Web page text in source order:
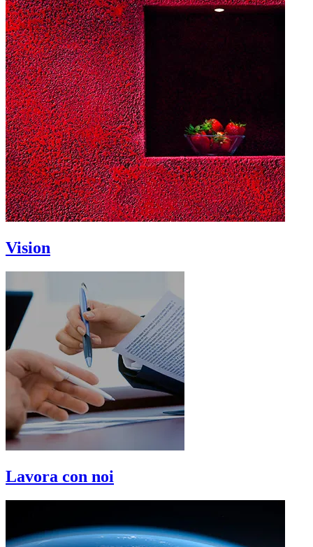
Vision
Lavora con noi